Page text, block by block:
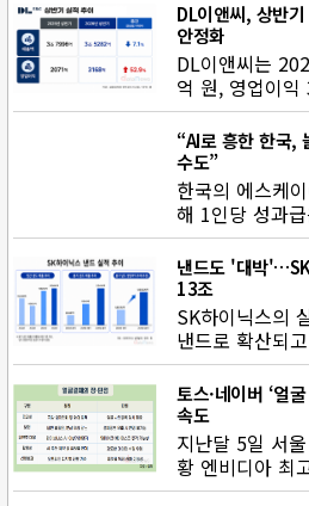
DL이앤씨, 상반
안정화
DL이앤씨는
억 원, 영업이
30일 밝혔다.
“AI로 흥한 한국,
수도”
한국의 에스케
해 1인당 성과
1415만 원). 미
낸드도 '대박
13조
SK하이닉스의
낸드로 확산되
투자로 기업용
토스·네이버 ‘얼
속도
지난달 5일 서
황 엔비디아 최
자리에서 이해